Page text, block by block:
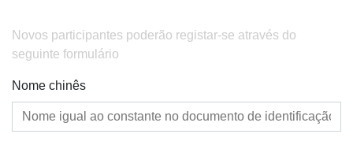
Novos participantes poderão registar-se através do
seguinte formulário
Nome chinês